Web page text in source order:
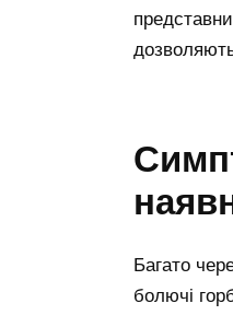
Багато
болючі